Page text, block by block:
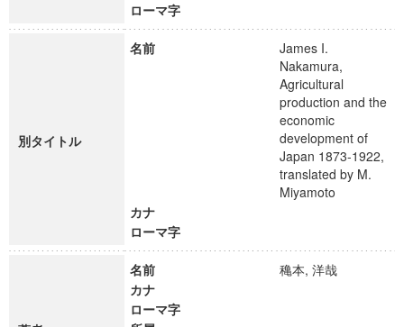
ローマ字
別タイトル
名前
James I.
Nakamura,
Agricultural
production and the
economic
development of
Japan 1873-1922,
translated by M.
Miyamoto
カナ
ローマ字
名前
穐本, 洋哉
カナ
ローマ字